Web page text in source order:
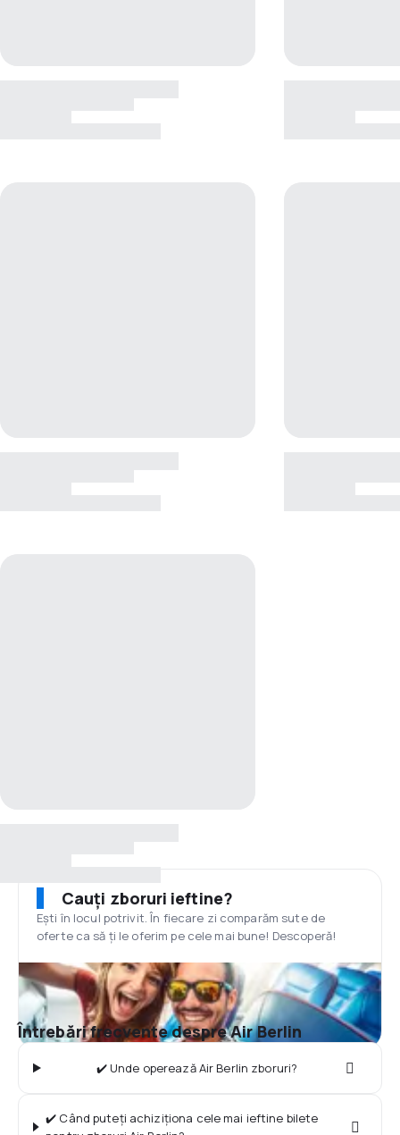
Cauți zboruri ieftine?
Ești în locul potrivit. În fiecare zi comparăm sute de
oferte ca să ți le oferim pe cele mai bune! Descoperă!
Întrebări frecvente despre Air Berlin
✔️ Unde operează Air Berlin zboruri?
✔️ Când puteți achiziționa cele mai ieftine bilete